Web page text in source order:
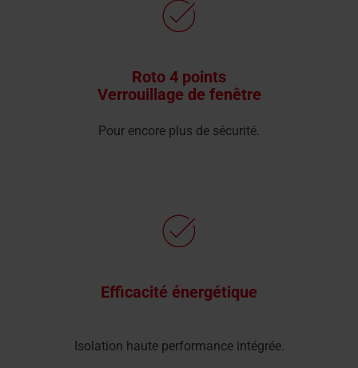
Roto 4 points
Verrouillage de fenêtre
Pour encore plus de sécurité.
Efficacité énergétique
Isolation haute performance intégrée.